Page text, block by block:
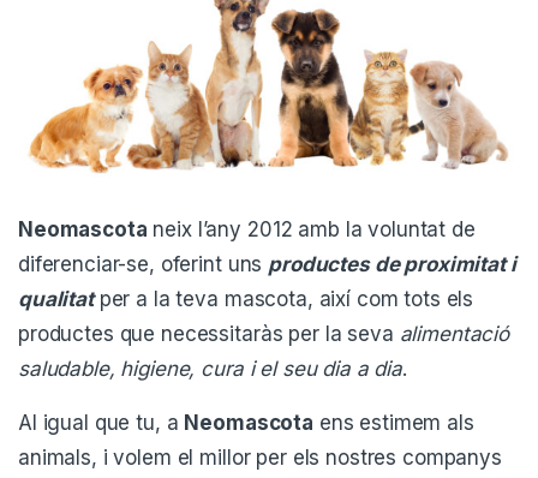
Neomascota neix l’any 2012 amb la voluntat de
diferenciar-se, oferint uns productes de proximitati
qualitatper a la teva mascota, així com tots els
productes que necessitaràs per la seva alimentació
saludable, higiene, cura i el seu dia a dia.
Al igual que tu, a Neomascota ens estimem als
animals, i volem el millor per els nostres companys